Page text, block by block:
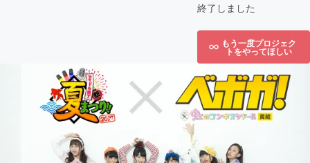
終了しました
もう一度プロジェク
トをやってほしい